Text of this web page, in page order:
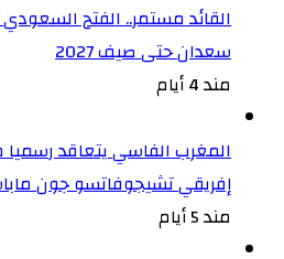
القائد مستمر.. الفتح
سعدان حتى صيف 2027
مند 4 أيام
المغرب الفاسي يتعاقد
إفريقي تشيجوفاتسو جون
مند 5 أيام